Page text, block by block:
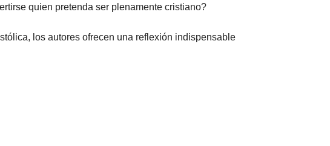
quien pretenda ser plenamente cristiano?
los autores ofrecen una reflexión indispensable